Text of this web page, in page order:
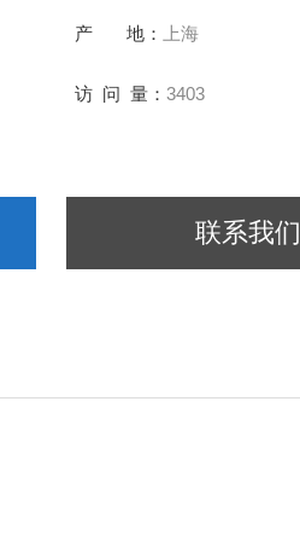
产 地： 上海
访 问 量：3403
联系我们